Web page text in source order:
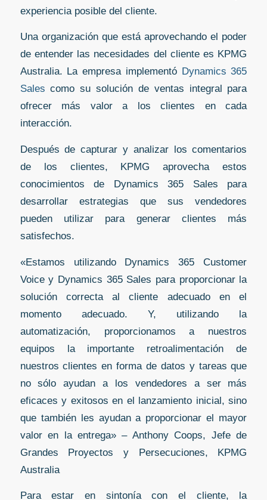
experiencia posible del cliente.
Una organización que está aprovechando el poder
de entender las necesidades del cliente es KPMG
Australia. La empresa implementó Dynamics 365
Sales como su solución de ventas integral para
ofrecer más valor a los clientes en cada
interacción.
Después de capturar y analizar los comentarios
de los clientes, KPMG aprovecha estos
conocimientos de Dynamics 365 Sales para
desarrollar estrategias que sus vendedores
pueden utilizar para generar clientes más
satisfechos.
«Estamos utilizando Dynamics 365 Customer
Voice y Dynamics 365 Sales para proporcionar la
solución correcta al cliente adecuado en el
momento adecuado. Y, utilizando la
automatización, proporcionamos a nuestros
equipos la importante retroalimentación de
nuestros clientes en forma de datos y tareas que
no sólo ayudan a los vendedores a ser más
eficaces y exitosos en el lanzamiento inicial, sino
que también les ayudan a proporcionar el mayor
valor en la entrega» – Anthony Coops, Jefe de
Grandes Proyectos y Persecuciones, KPMG
Australia
Para estar en sintonía con el cliente, la